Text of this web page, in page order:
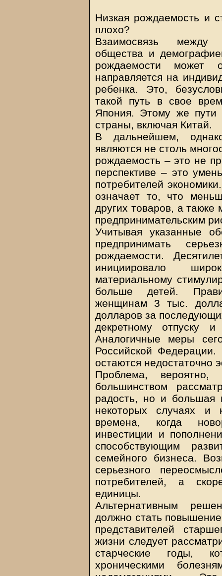
Низкая рождаемость и
плохо?
Взаимосвязь между
общества и
рождаемости может
направляется на
ребенка. Это,
такой путь в свое
Япония. Этому же пути
страны, включая Китай.
В дальнейшем,
являются не столь
рождаемость – это не
перспективе – это
потребителей
означает то, что
других товаров, а
предпринимательским
Учитывая указанные
предпринимать
рождаемости.
инициировало
материальному
больше детей.
женщинам 3 тыс.
долларов за
декретному отпуску
Аналогичные меры
Российской
остаются
Проблема,
большинством
радость, но и большая
некоторых случаях и
времена, когда
инвестиции и
способствующим
семейного бизнеса.
серьезного
потребителей, а
единицы.
Альтернативным
должно стать
представителей
жизни следует
старческие годы,
хроническими